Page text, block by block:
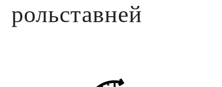
рольставней